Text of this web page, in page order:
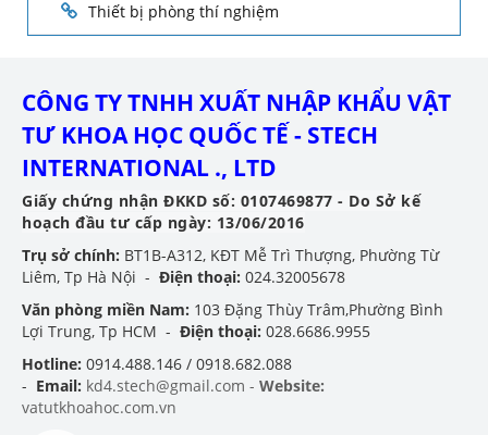
Thiết bị phòng thí nghiệm
CÔNG TY TNHH XUẤT NHẬP KHẨU VẬT
TƯ KHOA HỌC QUỐC TẾ - STECH
INTERNATIONAL ., LTD
Giấy chứng nhận ĐKKD số: 0107469877 - Do Sở kế
hoạch đầu tư cấp ngày: 13/06/2016
Trụ sở chính: BT1B-A312, KĐT Mễ Trì Thượng, Phường Từ
Liêm, Tp Hà Nội - Điện thoại: 024.32005678
Văn phòng miền Nam: 103 Đặng Thùy Trâm,Phường Bình
Lợi Trung, Tp HCM - Điện thoại: 028.6686.9955
Hotline: 0914.488.146 / 0918.682.088
- Email: kd4.stech@gmail.com - Website:
vatutkhoahoc.com.vn